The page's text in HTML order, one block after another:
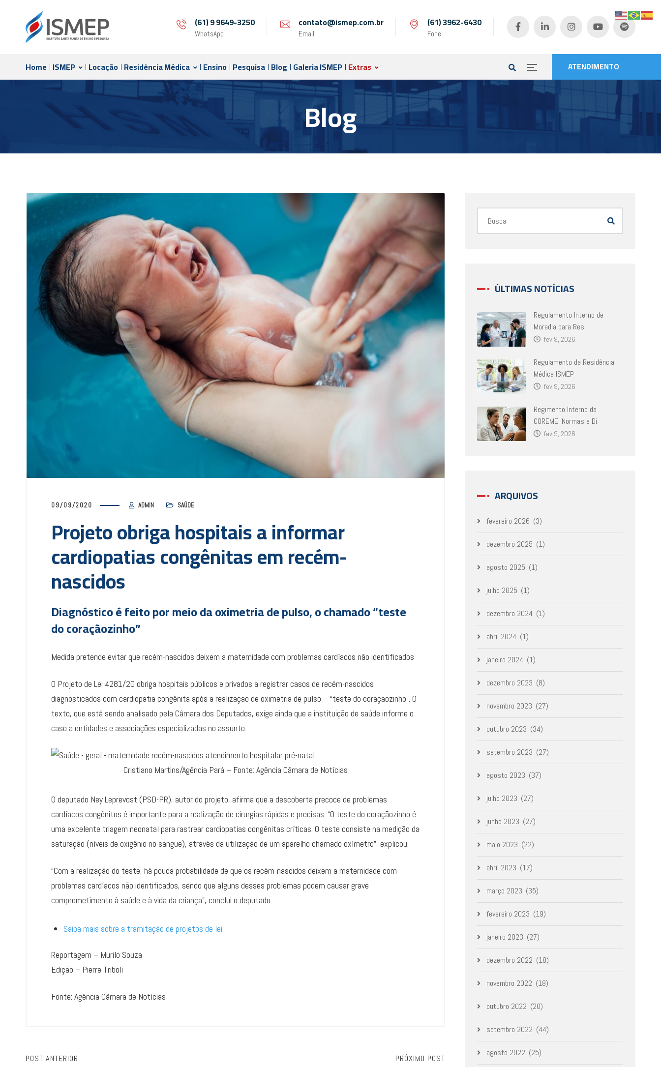
(61) 9 9649-3250
WhatsApp
contato@ismep.com.br
Email
(61) 3962-6430
Fone
ATENDIMENTO
Home ISMEP Locação Residência Médica Ensino Pesquisa Blog Galeria ISMEP Extras
Blog
09/09/2020 ADMIN SAÚDE
Projeto obriga hospitais a informar
cardiopatias congênitas em recém-
nascidos
Diagnóstico é feito por meio da oximetria de pulso, o chamado “teste
do coraçãozinho”
Medida pretende evitar que recém-nascidos deixem a maternidade com problemas cardíacos não identificados
O Projeto de Lei 4281/20 obriga hospitais públicos e privados a registrar casos de recém-nascidos
diagnosticados com cardiopatia congênita após a realização de oximetria de pulso – “teste do coraçãozinho”. O
texto, que está sendo analisado pela Câmara dos Deputados, exige ainda que a instituição de saúde informe o
caso a entidades e associações especializadas no assunto.
Cristiano Martins/Agência Pará – Fonte: Agência Câmara de Notícias
O deputado Ney Leprevost (PSD-PR), autor do projeto, afirma que a descoberta precoce de problemas
cardíacos congênitos é importante para a realização de cirurgias rápidas e precisas. “O teste do coraçãozinho é
uma excelente triagem neonatal para rastrear cardiopatias congênitas críticas. O teste consiste na medição da
saturação (níveis de oxigênio no sangue), através da utilização de um aparelho chamado oxímetro”, explicou.
“Com a realização do teste, há pouca probabilidade de que os recém-nascidos deixem a maternidade com
problemas cardíacos não identificados, sendo que alguns desses problemas podem causar grave
comprometimento à saúde e à vida da criança”, conclui o deputado.
Saiba mais sobre a tramitação de projetos de lei
Reportagem – Murilo Souza
Edição – Pierre Triboli
Fonte: Agência Câmara de Notícias
POST ANTERIOR PRÓXIMO POST
ÚLTIMAS NOTÍCIAS
Regulamento Interno de
Moradia para Resi
fev 9, 2026
Regulamento da Residência
Médica ISMEP
fev 9, 2026
Regimento Interno da
COREME: Normas e Di
fev 9, 2026
ARQUIVOS
fevereiro 2026 (3)
dezembro 2025 (1)
agosto 2025 (1)
julho 2025 (1)
dezembro 2024 (1)
abril 2024 (1)
janeiro 2024 (1)
dezembro 2023 (8)
novembro 2023 (27)
outubro 2023 (34)
setembro 2023 (27)
agosto 2023 (37)
julho 2023 (27)
junho 2023 (27)
maio 2023 (22)
abril 2023 (17)
março 2023 (35)
fevereiro 2023 (19)
janeiro 2023 (27)
dezembro 2022 (18)
novembro 2022 (18)
outubro 2022 (20)
setembro 2022 (44)
agosto 2022 (25)